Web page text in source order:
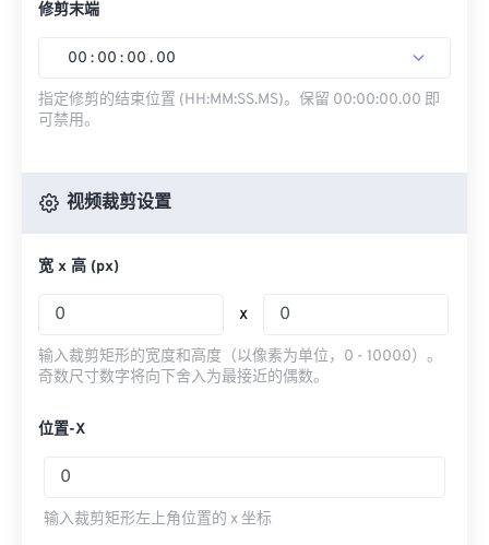
修剪末端
00 : 00 : 00 . 00
指定修剪的结束位置 (HH:MM:SS.MS)。保留 00:00:00.00 即
可禁用。
视频裁剪设置
宽 x 高 (px)
x
输入裁剪矩形的宽度和高度（以像素为单位，0 - 10000）。
奇数尺寸数字将向下舍入为最接近的偶数。
位置-X
输入裁剪矩形左上角位置的 x 坐标